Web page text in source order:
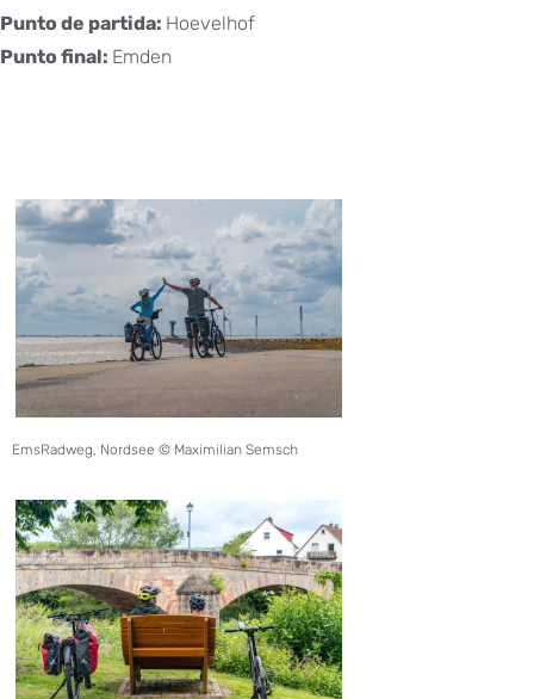
Punto de partida: Hoevelhof
Punto final: Emden
EmsRadweg, Nordsee © Maximilian Semsch